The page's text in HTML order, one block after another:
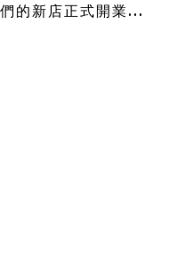
的新店正式開業...